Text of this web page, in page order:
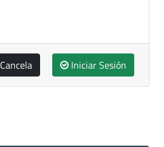
Cancela Iniciar Sesión